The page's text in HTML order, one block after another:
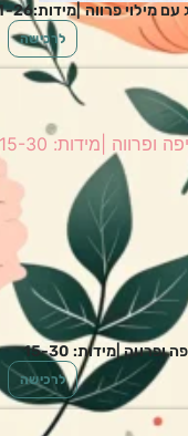
מילוי פרווה |מידות:21-26
לרכישה
|מידות: 15-30
לרכישה